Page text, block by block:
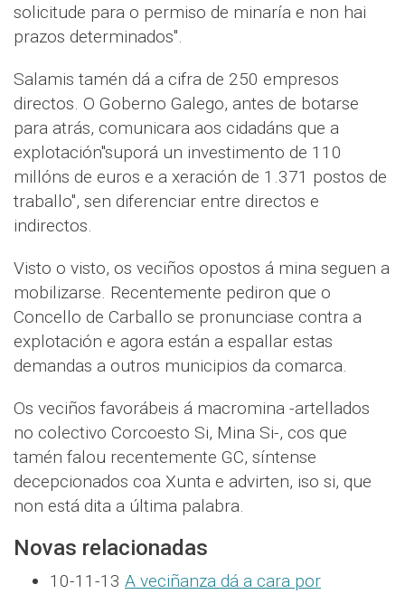
solicitude para o permiso de minaría e non hai
prazos determinados".
Salamis tamén dá a cifra de 250 empresos
directos. O Goberno Galego, antes de botarse
para atrás, comunicara aos cidadáns que a
explotación"suporá un investimento de 110
millóns de euros e a xeración de 1.371 postos de
traballo", sen diferenciar entre directos e
indirectos.
Visto o visto, os veciños opostos á mina seguen a
mobilizarse. Recentemente pediron que o
Concello de Carballo se pronunciase contra a
explotación e agora están a espallar estas
demandas a outros municipios da comarca.
Os veciños favorábeis á macromina -artellados
no colectivo Corcoesto Si, Mina Si-, cos que
tamén falou recentemente GC, síntense
decepcionados coa Xunta e advirten, iso si, que
non está dita a última palabra.
Novas relacionadas
10-11-13 A veciñanza dá a cara por